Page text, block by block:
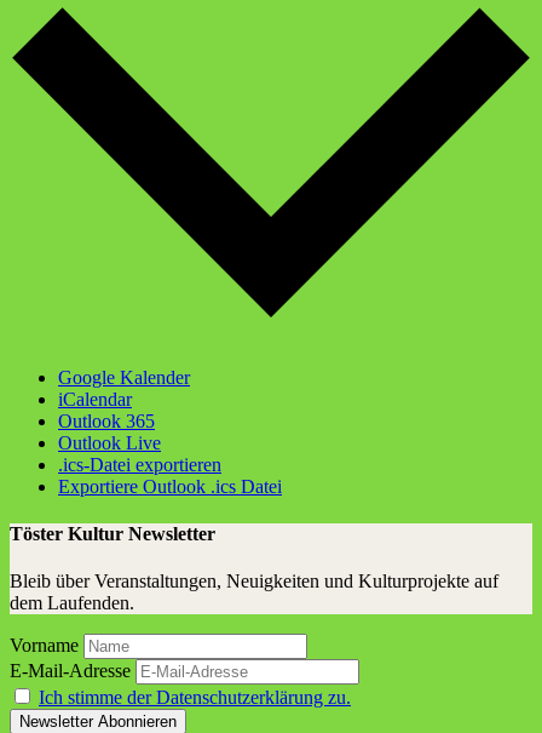
Google Kalender
iCalendar
Outlook 365
Outlook Live
.ics-Datei exportieren
Exportiere Outlook .ics Datei
Töster Kultur Newsletter
Bleib über Veranstaltungen, Neuigkeiten und Kulturprojekte auf
dem Laufenden.
Vorname
E-Mail-Adresse
Ich stimme der Datenschutzerklärung zu.